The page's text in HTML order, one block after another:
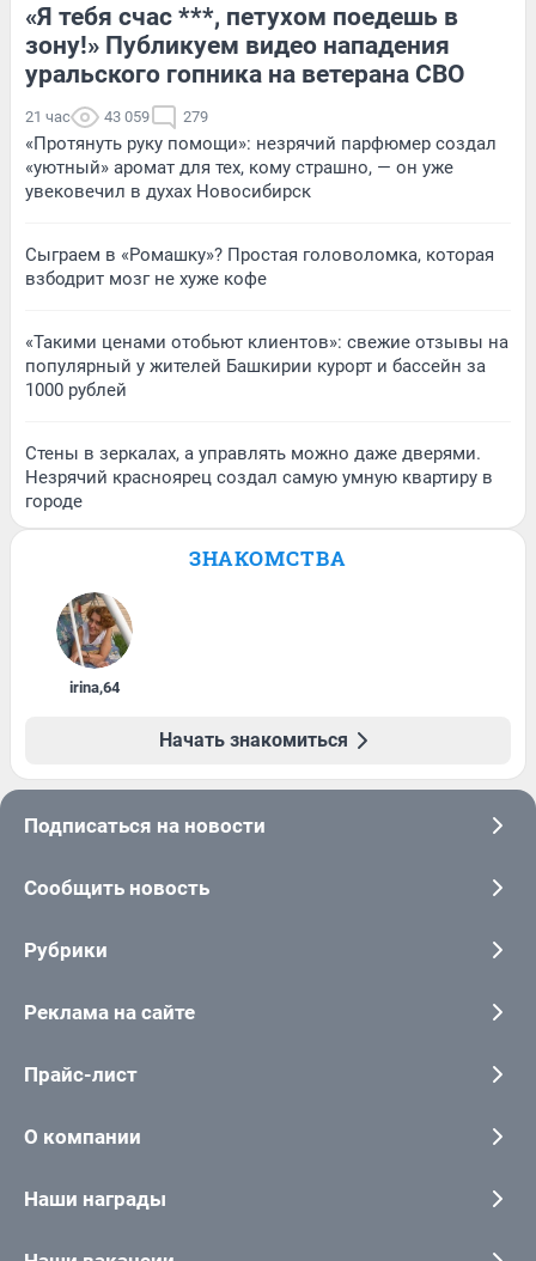
«Я тебя счас ***, петухом поедешь в
зону!» Публикуем видео нападения
уральского гопника на ветерана СВО
21 час 43 059 279
«Протянуть руку помощи»: незрячий парфюмер создал
«уютный» аромат для тех, кому страшно, — он уже
увековечил в духах Новосибирск
Сыграем в «Ромашку»? Простая головоломка, которая
взбодрит мозг не хуже кофе
«Такими ценами отобьют клиентов»: свежие отзывы на
популярный у жителей Башкирии курорт и бассейн за
1000 рублей
Стены в зеркалах, а управлять можно даже дверями.
Незрячий красноярец создал самую умную квартиру в
городе
ЗНАКОМСТВА
irina,64
Начать знакомиться
Подписаться на новости
Сообщить новость
Рубрики
Реклама на сайте
Прайс-лист
О компании
Наши награды